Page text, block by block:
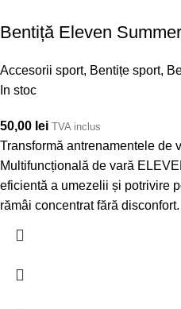
Bentiță Eleven
Accesorii sport, Bentițe sport,
In stoc
50,00 lei TVA inclus
Transformă antrenamentele de
Multifuncțională de vară
eficientă a umezelii și potrivire
rămâi concentrat fără disconfort.